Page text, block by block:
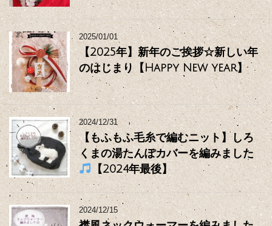
2025/01/01
【2025年】新年のご挨拶☆新しい年
のはじまり【Happy New year】
2024/12/31
【もふもふ毛糸で編むニット】しろ
くまの湯たんぽカバーを編みました
【2024年最後】
2024/12/15